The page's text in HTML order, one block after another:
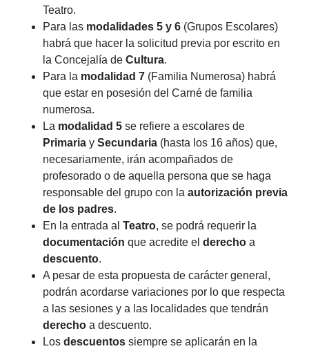
Teatro.
Para las modalidades 5 y 6 (Grupos Escolares)
habrá que hacer la solicitud previa por escrito en
la Concejalía de Cultura.
Para la modalidad 7 (Familia Numerosa) habrá
que estar en posesión del Carné de familia
numerosa.
La modalidad 5 se refiere a escolares de
Primaria y Secundaria (hasta los 16 años) que,
necesariamente, irán acompañados de
profesorado o de aquella persona que se haga
responsable del grupo con la autorización previa
de los padres.
En la entrada al Teatro, se podrá requerir la
documentación que acredite el derecho a
descuento.
A pesar de esta propuesta de carácter general,
podrán acordarse variaciones por lo que respecta
a las sesiones y a las localidades que tendrán
derecho a descuento.
Los descuentos siempre se aplicarán en la